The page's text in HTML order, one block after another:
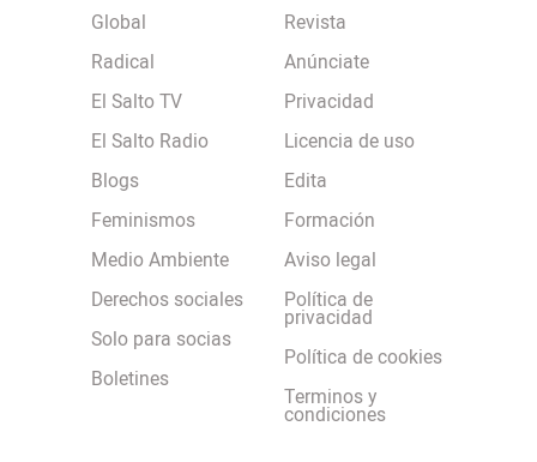
Global
Radical
El Salto TV
El Salto Radio
Blogs
Feminismos
Medio Ambiente
Derechos sociales
Solo para socias
Boletines
Revista
Anúnciate
Privacidad
Licencia de uso
Edita
Formación
Aviso legal
Política de
privacidad
Política de cookies
Terminos y
condiciones